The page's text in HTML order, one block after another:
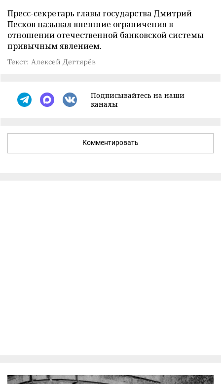
Пресс-секретарь главы государства Дмитрий
Песков называлвнешние ограничения в
отношении отечественной банковской системы
привычным явлением.
Текст: Алексей Дегтярёв
Подписывайтесь на наши
каналы
Комментировать